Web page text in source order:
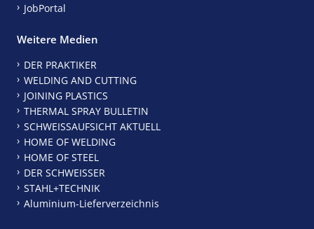
JobPortal
Weitere Medien
DER PRAKTIKER
WELDING AND CUTTING
JOINING PLASTICS
THERMAL SPRAY BULLETIN
SCHWEISSAUFSICHT AKTUELL
HOME OF WELDING
HOME OF STEEL
DER SCHWEISSER
STAHL+TECHNIK
Aluminium-Lieferverzeichnis